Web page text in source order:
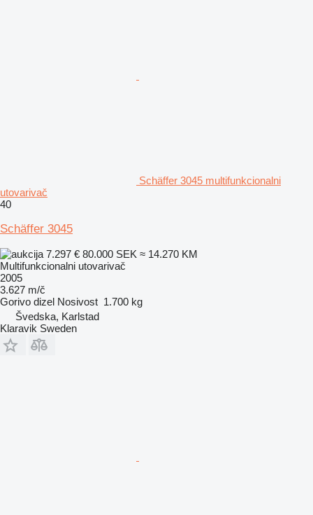
Schäffer 3045 multifunkcionalni
utovarivač
40
Schäffer 3045
7.297 € 80.000 SEK ≈ 14.270 KM
Multifunkcionalni utovarivač
2005
3.627 m/č
Gorivo dizel Nosivost 1.700 kg
Švedska, Karlstad
Klaravik Sweden